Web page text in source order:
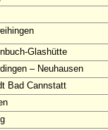
Glashütte
– Neuhausen
Bad Cannstatt